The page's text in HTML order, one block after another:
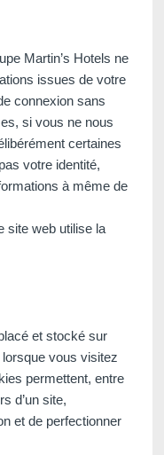
Martin’s Hotels ne
issues de votre
connexion sans
si vous ne nous
certaines
votre identité,
à même de
site web utilise la
et stocké sur
vous visitez
permettent, entre
d’un site,
et de perfectionner
informations recueillies sur ce
des données est de
de portabilité,
Vous pouvez vous opposer
et disposez du droit de
contactant directement. Vous